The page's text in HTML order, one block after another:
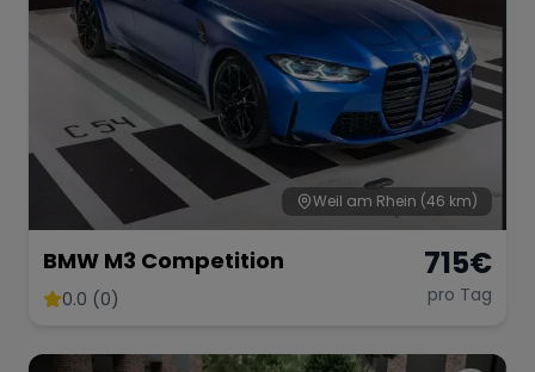
Weil am Rhein (46 km)
BMW M3 Competition
0.0 (0)
715€
pro Tag